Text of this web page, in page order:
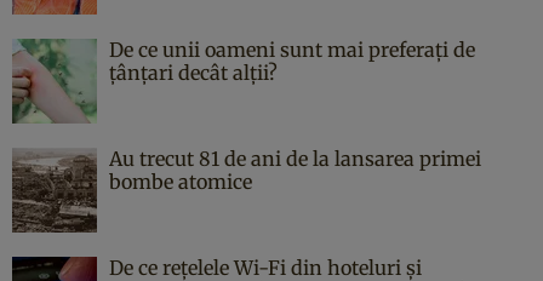
De ce unii oameni sunt mai preferați de
țânțari decât alții?
Au trecut 81 de ani de la lansarea primei
bombe atomice
De ce rețelele Wi-Fi din hoteluri și